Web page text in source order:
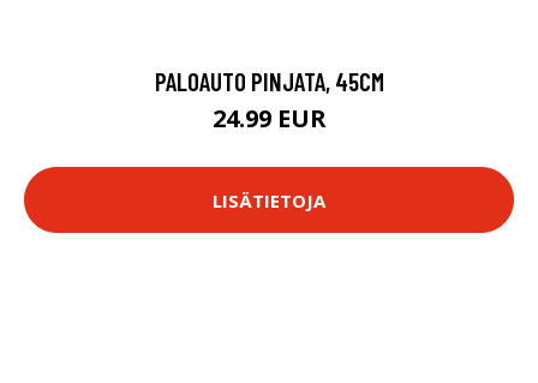
PALOAUTO PINJATA, 45CM
24.99 EUR
LISÄTIETOJA